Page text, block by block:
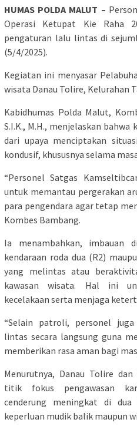
HUMAS POLDA MALUT –
Operasi Ketupat Kie Raha
pengaturan lalu lintas di
(5/4/2025).
Kegiatan ini menyasar
wisata Danau Tolire, Kelurahan
Kabidhumas Polda Malut,
S.I.K., M.H., menjelaskan
dari upaya menciptakan
kondusif, khususnya selama
“Personel Satgas
untuk memantau pergerakan
para pengendara agar tetap
Kombes Bambang.
Ia menambahkan, imbauan
kendaraan roda dua (R2)
yang melintas atau
kawasan wisata. Hal ini
kecelakaan serta menjaga
“Selain patroli, personel
lintas secara langsung guna
memberikan rasa aman bagi
Menurutnya, Danau Tolire
titik fokus pengawasan
cenderung meningkat di
keperluan mudik balik maupun